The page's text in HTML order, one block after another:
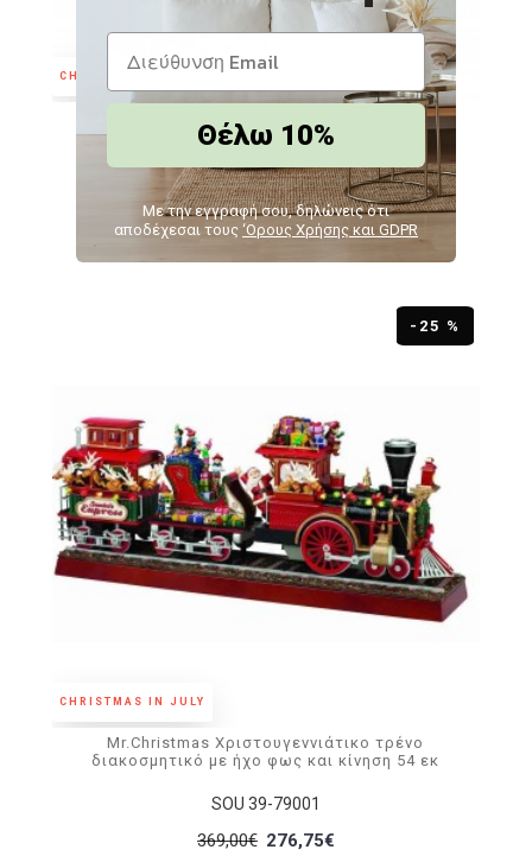
CHRISTMAS IN JULY
CD24-HC22B
Χριστουγεννιάτικο τρενάκι με κινούμενη
παράσταση, μουσική και Led φως 45x21x38 εκ
297,84€ 223,38€
CHRISTMAS IN JULY
-25 %
SOU 39-79001
Mr.Christmas Χριστουγεννιάτικο τρένο
διακοσμητικό με ήχο φως και κίνηση 54 εκ
369,00€ 276,75€
Θέλω 10%
Με την εγγραφή σου, δηλώνεις ότι
αποδέχεσαι τους ‘Ορους Χρήσης και GDPR